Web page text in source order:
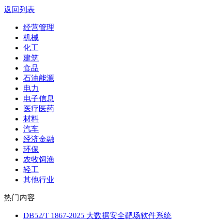
返回列表
经营管理
机械
化工
建筑
食品
石油能源
电力
电子信息
医疗医药
材料
汽车
经济金融
环保
农牧饲渔
轻工
其他行业
热门内容
DB52/T 1867-2025 大数据安全靶场软件系统